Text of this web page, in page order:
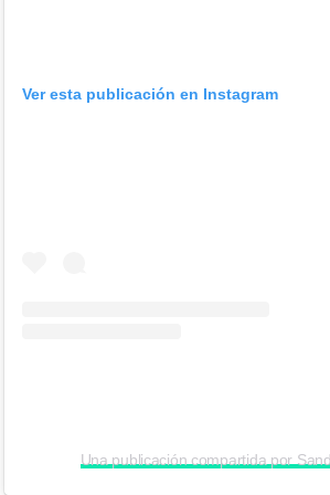
Ver esta publicación en Instagram
Una publicación compartida por